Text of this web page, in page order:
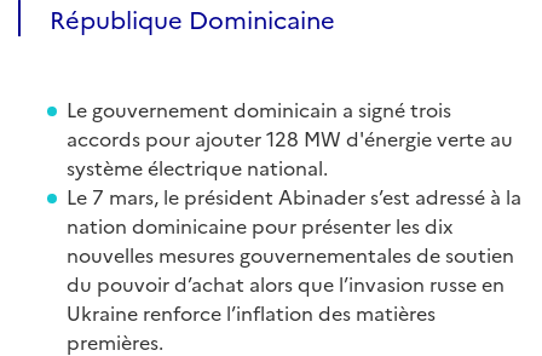
République Dominicaine
Le gouvernement dominicain a signé trois
accords pour ajouter 128 MW d'énergie verte au
système électrique national.
Le 7 mars, le président Abinader s’est adressé à la
nation dominicaine pour présenter les dix
nouvelles mesures gouvernementales de soutien
du pouvoir d’achat alors que l’invasion russe en
Ukraine renforce l’inflation des matières
premières.